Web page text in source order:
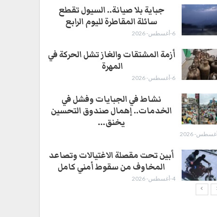
جباية بلا صيانة.. السيول تقطع
سائلة المقاطرة لليوم الرابع
6-أغسطس- 2026
أزمة المشتقات والغاز تشل الحركة في
المهرة ​
6-أغسطس- 2026
نشاط في الجبايات وفشل في
الخدمات.. إهمال صندوق التحسين
يخنق…
أبين تحت مقصلة الاغتيالات وتصاعد
المخاوف من سقوط أمني كامل
4-أغسطس- 2026